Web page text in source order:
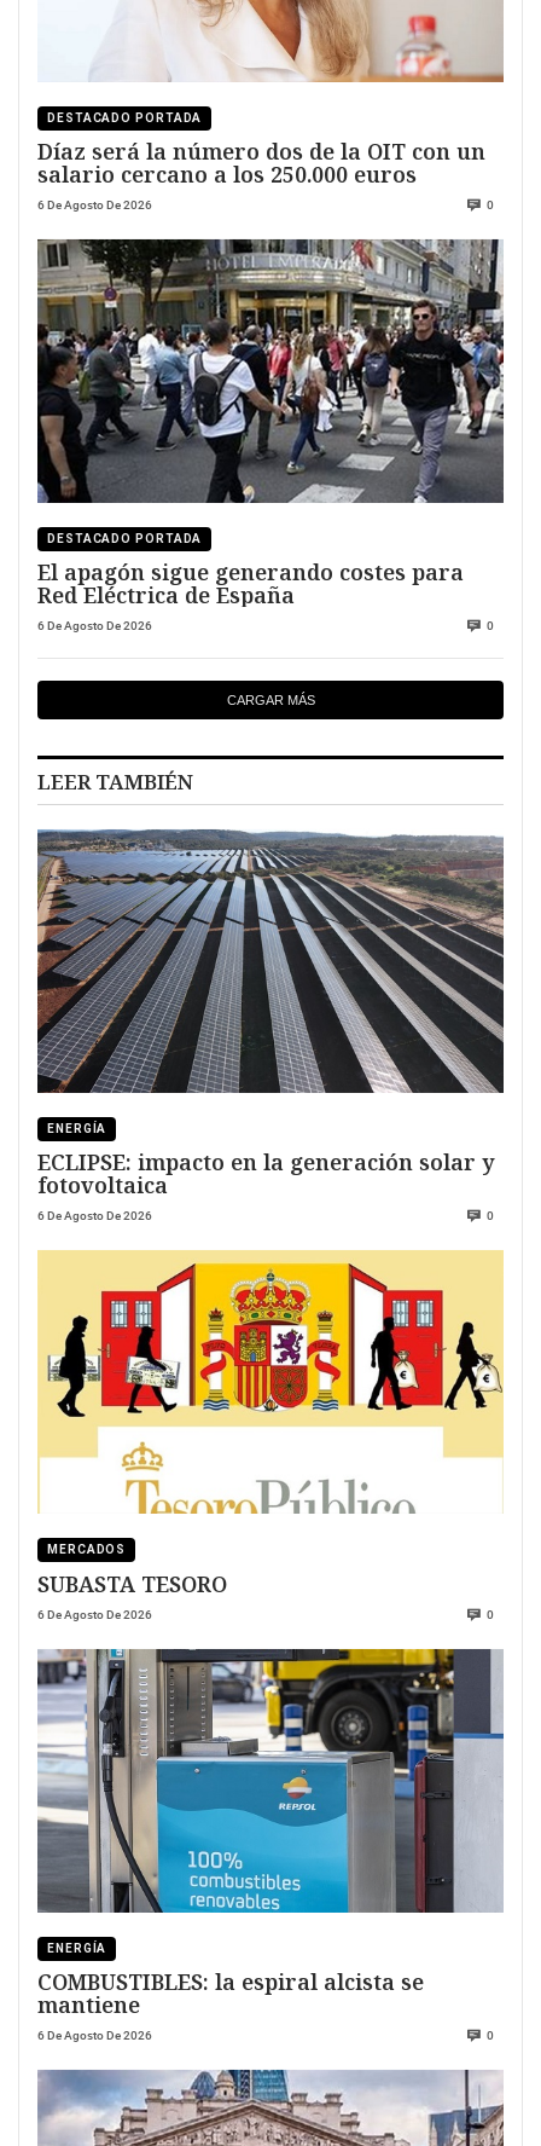
DESTACADO PORTADA
Díaz será la número dos de la OIT con un
salario cercano a los 250.000 euros
6 De Agosto De 2026 0
DESTACADO PORTADA
El apagón sigue generando costes para
Red Eléctrica de España
6 De Agosto De 2026 0
CARGAR MÁS
LEER TAMBIÉN
ENERGÍA
ECLIPSE: impacto en la generación solar y
fotovoltaica
6 De Agosto De 2026 0
MERCADOS
SUBASTA TESORO
6 De Agosto De 2026 0
ENERGÍA
COMBUSTIBLES: la espiral alcista se
mantiene
6 De Agosto De 2026 0